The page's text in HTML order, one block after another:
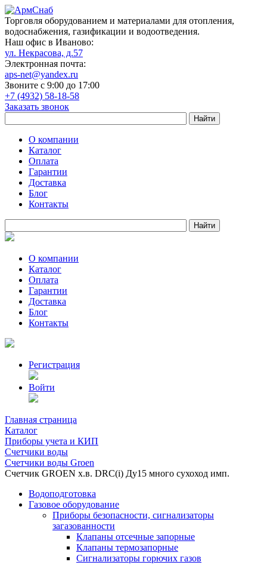
Торговля оборудованием и материалами для отопления,
водоснабжения, газификации и водоотведения.
Наш офис в Иваново:
ул. Некрасова, д.57
Электронная почта:
aps-net@yandex.ru
Звоните с 9:00 до 17:00
+7 (4932) 58-18-58
Заказать звонок
О компании
Каталог
Оплата
Гарантии
Доставка
Блог
Контакты
О компании
Каталог
Оплата
Гарантии
Доставка
Блог
Контакты
Регистрация
Войти
Главная страница
Каталог
Приборы учета и КИП
Счетчики воды
Счетчики воды Groen
Счетчик GROEN х.в. DRC(i) Ду15 много сухоход имп.
Водоподготовка
Газовое оборудование
Приборы безопасности, сигнализаторы
загазованности
Клапаны отсечные запорные
Клапаны термозапорные
Сигнализаторы горючих газов